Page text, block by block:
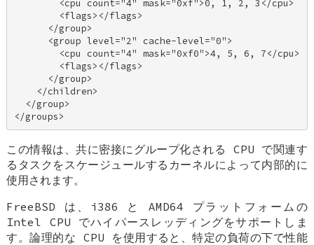
        <cpu count="4" mask="0xf">0, 1, 2, 3</cpu>
        <flags></flags>
      </group>
      <group level="2" cache-level="0">
        <cpu count="4" mask="0xf0">4, 5, 6, 7</cpu>
        <flags></flags>
      </group>
    </children>
  </group>
</groups>
この情報は、共に密接にグループ化される CPU で関連す
るタスクをスケージュールするカーネルによって内部的に
使用されます。
FreeBSD は、i386 と AMD64 プラットフォームの
Intel CPU でハイパースレッディングをサポートしま
す。論理的な CPU を使用すると、特定の負荷の下で性能